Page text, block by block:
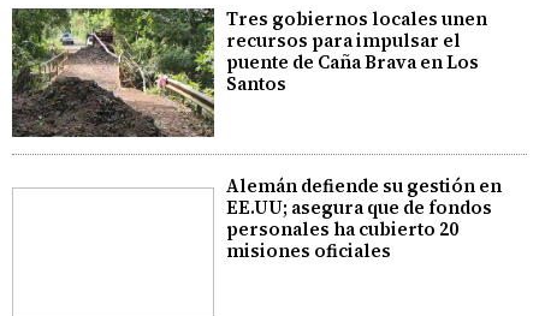
Tres gobiernos locales unen
recursos para impulsar el
puente de Caña Brava en Los
Santos
Alemán defiende su gestión en
EE.UU; asegura que de fondos
personales ha cubierto 20
misiones oficiales